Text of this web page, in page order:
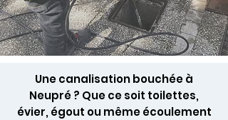
Une canalisation bouchée à
Neupré ? Que ce soit toilettes,
évier, égout ou même écoulement